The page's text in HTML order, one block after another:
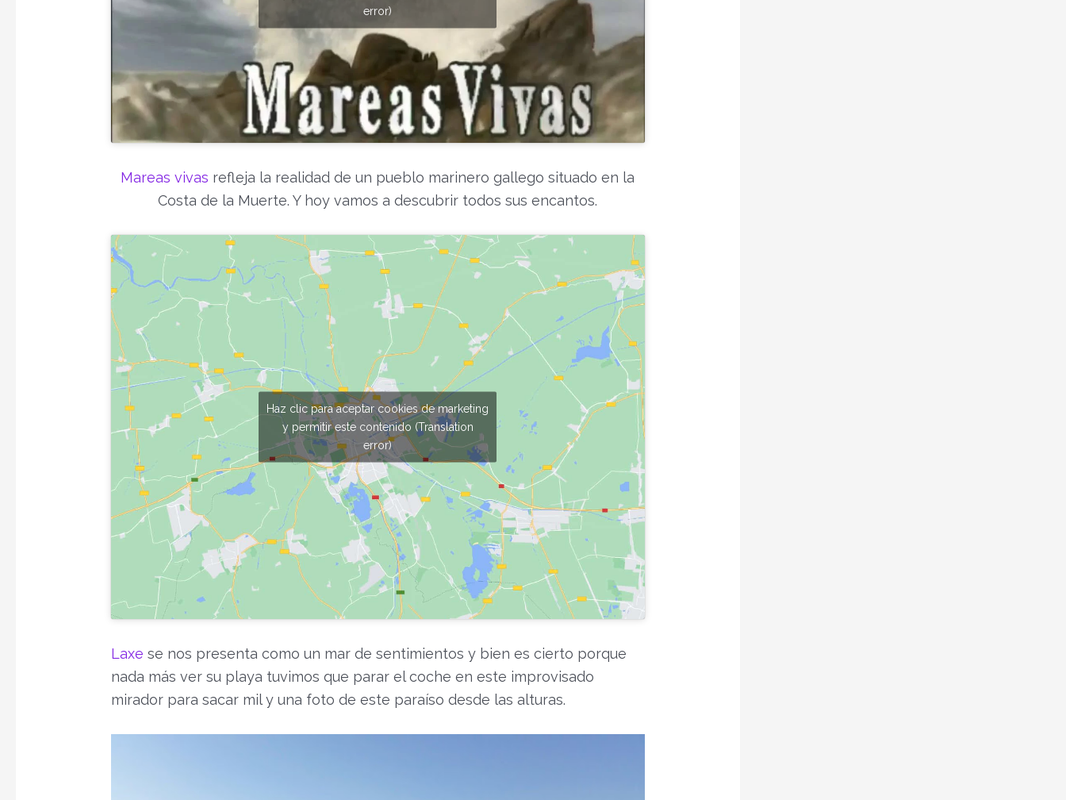
error)
Mareas vivas refleja la realidad de un pueblo marinero gallego situado en la
Costa de la Muerte. Y hoy vamos a descubrir todos sus encantos.
Haz clic para aceptar cookies de marketing
y permitir este contenido (Translation
error)
Laxe se nos presenta como un mar de sentimientos y bien es cierto porque
nada más ver su playa tuvimos que parar el coche en este improvisado
mirador para sacar mil y una foto de este paraíso desde las alturas.